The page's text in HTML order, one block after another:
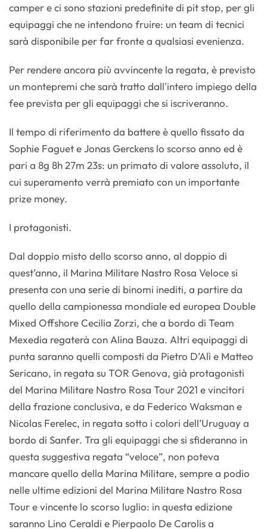
camper e ci sono stazioni predefinite di pit stop, per gli
equipaggi che ne intendono fruire: un team di tecnici
sarà disponibile per far fronte a qualsiasi evenienza.
Per rendere ancora più avvincente la regata, è previsto
un montepremi che sarà tratto dall'intero impiego della
fee prevista per gli equipaggi che si iscriveranno.
Il tempo di riferimento da battere è quello fissato da
Sophie Faguet e Jonas Gerckens lo scorso anno ed è
pari a 8g 8h 27m 23s: un primato di valore assoluto, il
cui superamento verrà premiato con un importante
prize money.
I protagonisti.
Dal doppio misto dello scorso anno, al doppio di
quest’anno, il Marina Militare Nastro Rosa Veloce si
presenta con una serie di binomi inediti, a partire da
quello della campionessa mondiale ed europea Double
Mixed Offshore Cecilia Zorzi, che a bordo di Team
Mexedia regaterà con Alina Bauza. Altri equipaggi di
punta saranno quelli composti da Pietro D’Alì e Matteo
Sericano, in regata su TOR Genova, già protagonisti
del Marina Militare Nastro Rosa Tour 2021 e vincitori
della frazione conclusiva, e da Federico Waksman e
Nicolas Ferelec, in regata sotto i colori dell’Uruguay a
bordo di Sanfer. Tra gli equipaggi che si sfideranno in
questa suggestiva regata “veloce”, non poteva
mancare quello della Marina Militare, sempre a podio
nelle ultime edizioni del Marina Militare Nastro Rosa
Tour e vincente lo scorso luglio: in questa edizione
saranno Lino Ceraldi e Pierpaolo De Carolis a